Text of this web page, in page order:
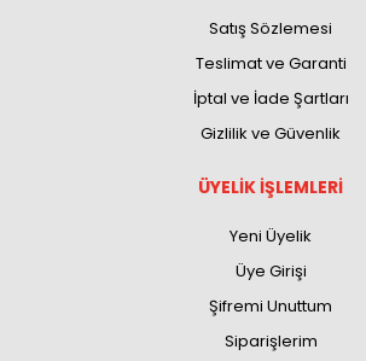
Satış Sözlemesi
Teslimat ve Garanti
İptal ve İade Şartları
Gizlilik ve Güvenlik
ÜYELİK İŞLEMLERİ
Yeni Üyelik
Üye Girişi
Şifremi Unuttum
Siparişlerim